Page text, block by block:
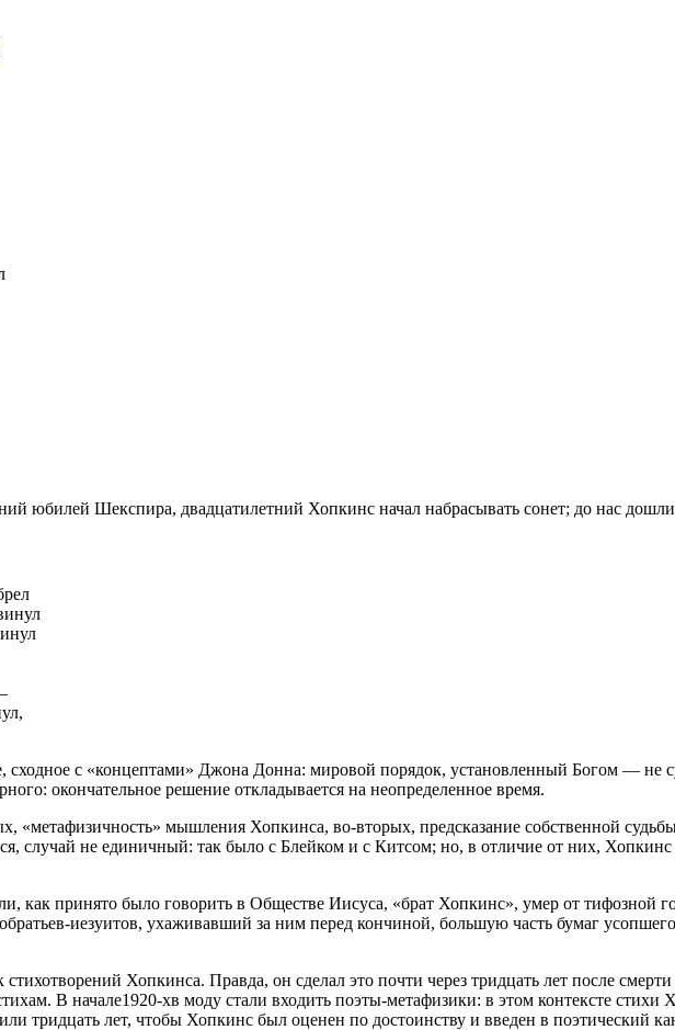
юбилей Шекспира, двадцатилетний Хопкинс начал набрасывать сонет; до нас
сходное с «концептами» Джона Донна: мировой порядок, установленный Богом — не
окончательное решение откладывается на неопределенное время.
«метафизичность» мышления Хопкинса, во-вторых, предсказание собственной
случай не единичный: так было с Блейком и с Китсом; но, в отличие от них,
как принято было говорить в Обществе Иисуса, «брат Хопкинс», умер от тифозной
иезуитов, ухаживавший за ним перед кончиной, большую часть бумаг
Хопкинса. Правда, он сделал это почти через тридцать лет после
В начале1920-хв моду стали входить поэты-метафизики: в этом контексте
тридцать лет, чтобы Хопкинс был оценен по достоинству и введен в поэтический